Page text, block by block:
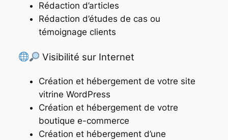
Rédaction d’articles
Rédaction d’études de cas ou
témoignage clients
Visibilité sur Internet
Création et hébergement de votre site
vitrine WordPress
Création et hébergement de votre
boutique e-commerce
Création et hébergement d’une